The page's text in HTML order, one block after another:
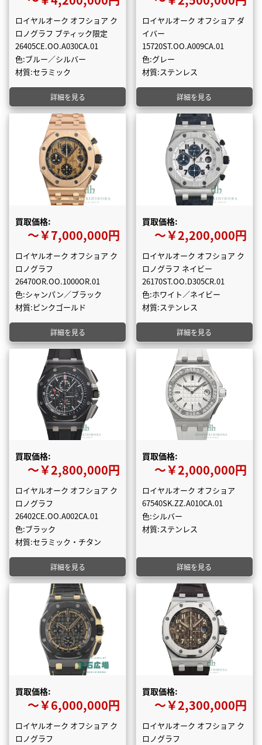
ロイヤルオーク オフショア ク
ロノグラフ ブティック限定
26405CE.OO.A030CA.01
色:ブルー／シルバー
材質:セラミック
詳細を見る
ロイヤルオーク オフショア ダ
イバー
15720ST.OO.A009CA.01
色:グレー
材質:ステンレス
詳細を見る
買取価格:
〜￥7,000,000円
ロイヤルオーク オフショア ク
ロノグラフ
26470OR.OO.1000OR.01
色:シャンパン／ブラック
材質:ピンクゴールド
詳細を見る
買取価格:
〜￥2,200,000円
ロイヤルオーク オフショア ク
ロノグラフ ネイビー
26170ST.OO.D305CR.01
色:ホワイト／ネイビー
材質:ステンレス
詳細を見る
買取価格:
〜￥2,800,000円
ロイヤルオーク オフショア ク
ロノグラフ
26402CE.OO.A002CA.01
色:ブラック
材質:セラミック・チタン
詳細を見る
買取価格:
〜￥2,000,000円
ロイヤルオーク オフショア
67540SK.ZZ.A010CA.01
色:シルバー
材質:ステンレス
詳細を見る
買取価格:
〜￥6,000,000円
ロイヤルオーク オフショア ク
ロノグラフ
買取価格:
〜￥2,300,000円
ロイヤルオーク オフショア ク
ロノグラフ